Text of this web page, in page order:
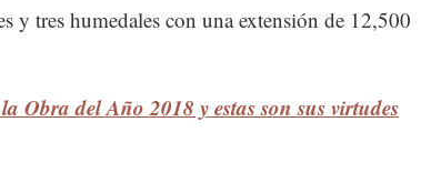
y tres humedales con una extensión de 12,500
Obra del Año 2018 y estas son sus virtudes